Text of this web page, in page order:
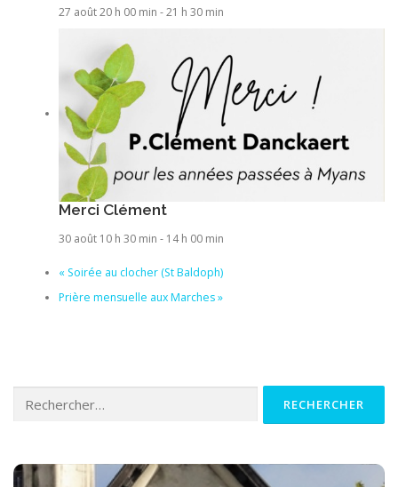
27 août 20 h 00 min -21 h 30 min
Merci Clément
30 août 10 h 30 min - 14 h 00 min
« Soirée au clocher (St Baldoph)
Prière mensuelle aux Marches»